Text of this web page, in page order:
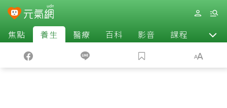
焦點 養生 醫療 百科 影音 課程 退休